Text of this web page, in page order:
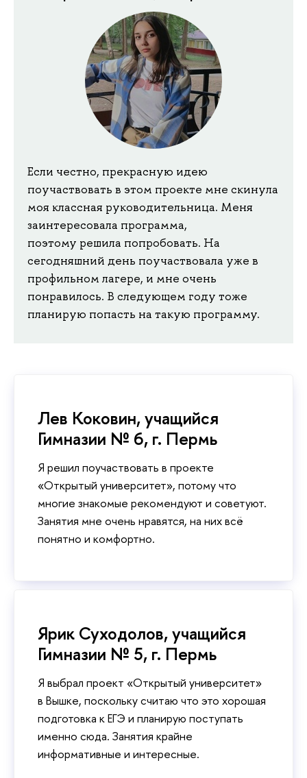
Если честно, прекрасную идею
поучаствовать в этом проекте мне скинула
моя классная руководительница. Меня
заинтересовала программа,
поэтому решила попробовать. На
сегодняшний день поучаствовала уже в
профильном лагере, и мне очень
понравилось. В следующем году тоже
планирую попасть на такую программу.
Лев Коковин, учащийся
Гимназии № 6, г. Пермь
Я решил поучаствовать в проекте
«Открытый университет», потому что
многие знакомые рекомендуют и советуют.
Занятия мне очень нравятся, на них всё
понятно и комфортно.
Ярик Суходолов, учащийся
Гимназии № 5, г. Пермь
Я выбрал проект «Открытый университет»
в Вышке, поскольку считаю что это хорошая
подготовка к ЕГЭ и планирую поступать
именно сюда. Занятия крайне
информативные и интересные.